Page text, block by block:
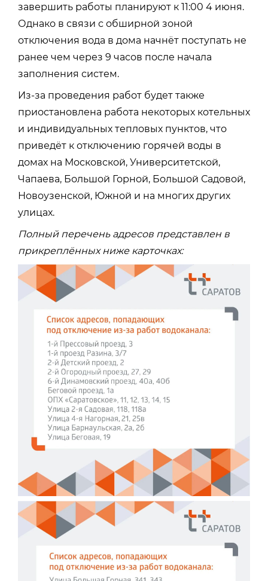
завершить работы планируют к 11:00 4 июня.
Однако в связи с обширной зоной
отключения вода в дома начнёт поступать не
ранее чем через 9 часов после начала
заполнения систем.
Из-за проведения работ будет также
приостановлена работа некоторых котельных
и индивидуальных тепловых пунктов, что
приведёт к отключению горячей воды в
домах на Московской, Университетской,
Чапаева, Большой Горной, Большой Садовой,
Новоузенской, Южной и на многих других
улицах.
Полный перечень адресов представлен в
прикреплённых ниже карточках: